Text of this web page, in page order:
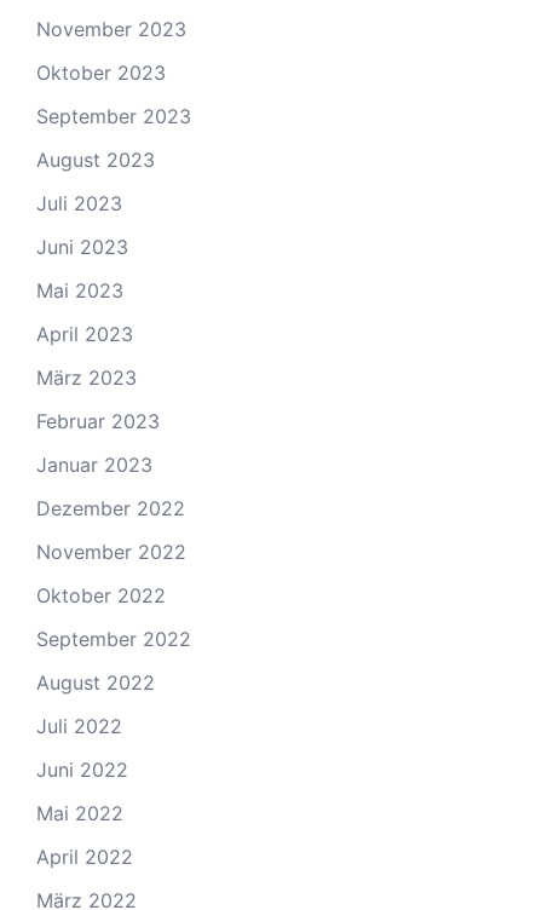
November 2023
Oktober 2023
September 2023
August 2023
Juli 2023
Juni 2023
Mai 2023
April 2023
März 2023
Februar 2023
Januar 2023
Dezember 2022
November 2022
Oktober 2022
September 2022
August 2022
Juli 2022
Juni 2022
Mai 2022
April 2022
März 2022